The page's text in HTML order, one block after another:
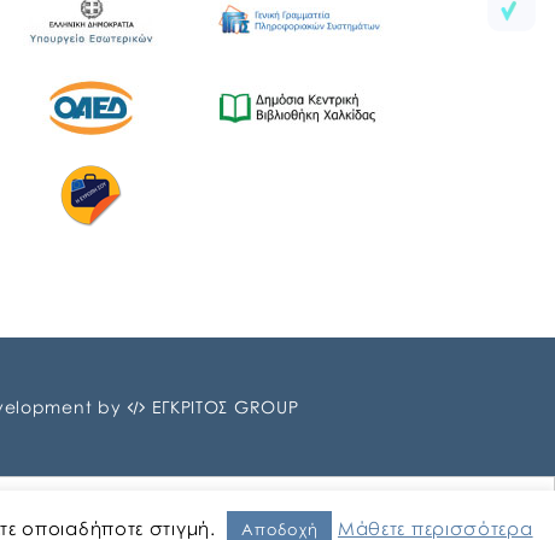
by ΕΓΚΡΙΤΟΣ GROUP
οποιαδήποτε στιγμή. Αποδοχή Μάθετε περισσότερα